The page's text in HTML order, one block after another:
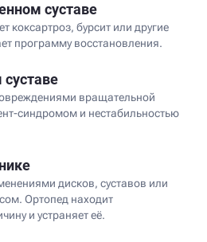
суставе
коксартроз, бурсит или другие
программу восстановления.
вращательной
синдромом и нестабильностью
дисков, суставов или
Ортопед находит
и устраняет её.